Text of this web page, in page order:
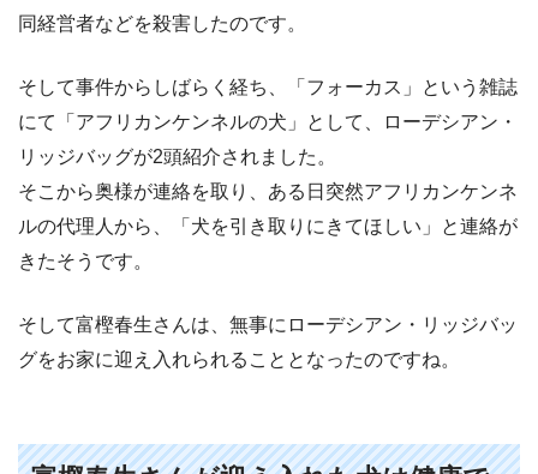
同経営者などを殺害したのです。
そして事件からしばらく経ち、「フォーカス」という雑誌
にて「アフリカンケンネルの犬」として、ローデシアン・
リッジバッグが2頭紹介されました。
そこから奥様が連絡を取り、ある日突然アフリカンケンネ
ルの代理人から、「犬を引き取りにきてほしい」と連絡が
きたそうです。
そして富樫春生さんは、無事にローデシアン・リッジバッ
グをお家に迎え入れられることとなったのですね。